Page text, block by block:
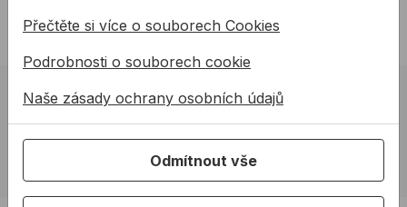
4 z 4 produktů
02 623 10 920
allmedia@allmedia.sk
allmediasro (po-ne 7-22 h)
Přečtěte si více o souborech Cookies
Podrobnosti o souborech cookie
Naše zásady ochrany osobních údajů
Odmítnout vše